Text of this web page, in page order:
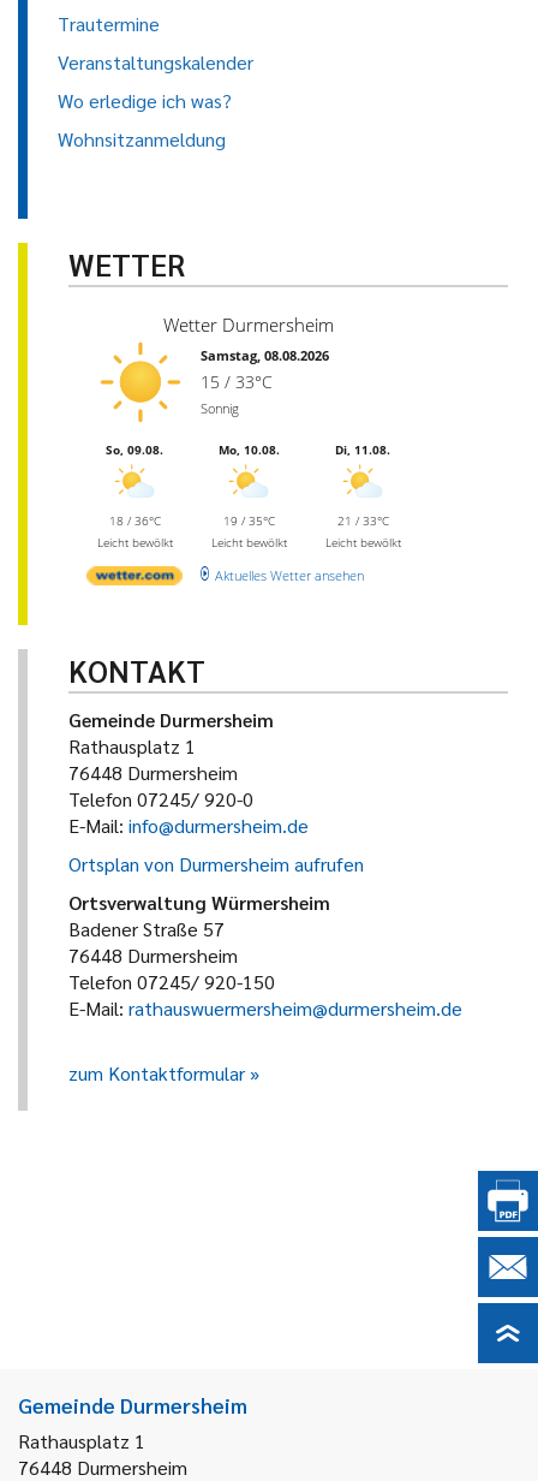
Trautermine
Veranstaltungskalender
Wo erledige ich was?
Wohnsitzanmeldung
WETTER
Wetter Durmersheim
Samstag, 08.08.2026
15 / 33°C
Sonnig
So, 09.08.
18 / 36°C
Leicht bewölkt
Mo, 10.08.
19 / 35°C
Leicht bewölkt
Di, 11.08.
21 / 33°C
Leicht bewölkt
Aktuelles Wetter ansehen
KONTAKT
Gemeinde Durmersheim
Rathausplatz 1
76448 Durmersheim
Telefon 07245/ 920-0
E-Mail: info@durmersheim.de
Ortsplan von Durmersheim aufrufen
Ortsverwaltung Würmersheim
Badener Straße 57
76448 Durmersheim
Telefon 07245/ 920-150
E-Mail: rathauswuermersheim@durmersheim.de
zum Kontaktformular
Gemeinde Durmersheim
Rathausplatz 1
76448 Durmersheim